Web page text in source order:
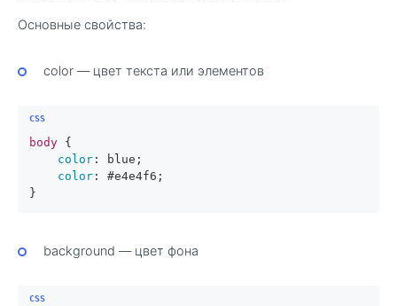
Основные свойства:
color — цвет текста или элементов
body {
color: blue;
color: #e4e4f6 ;
}
background — цвет фона